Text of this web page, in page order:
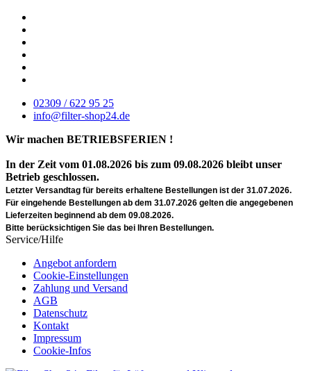
02309 / 622 95 25
info@filter-shop24.de
Wir machen BETRIEBSFERIEN !
In der Zeit vom 01.08.2026 bis zum 09.08.2026 bleibt unser
Betrieb geschlossen.
Letzter Versandtag für bereits erhaltene Bestellungen ist der 31.07.2026.
Für eingehende Bestellungen ab dem 31.07.2026 gelten die angegebenen
Lieferzeiten beginnend ab dem 09.08.2026.
Bitte berücksichtigen Sie das bei Ihren Bestellungen.
Service/Hilfe
Angebot anfordern
Cookie-Einstellungen
Zahlung und Versand
AGB
Datenschutz
Kontakt
Impressum
Cookie-Infos